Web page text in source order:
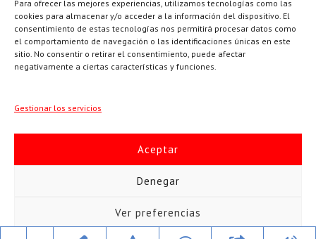
Para ofrecer las mejores experiencias, utilizamos tecnologías como las
cookies para almacenar y/o acceder a la información del dispositivo. El
consentimiento de estas tecnologías nos permitirá procesar datos como
el comportamiento de navegación o las identificaciones únicas en este
sitio. No consentir o retirar el consentimiento, puede afectar
negativamente a ciertas características y funciones.
Gestionar los servicios
Aceptar
Denegar
Ver preferencias
YouTube
X Facebook
PÁGINAS INSTITUCIONALES
SOBICAIN / Sociedad Bíblica Católica Internacional · C/ Protasio
5113 · sobicain@sobicain.org